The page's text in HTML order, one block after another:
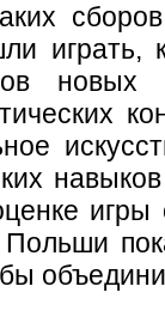
играть,
новых
игры